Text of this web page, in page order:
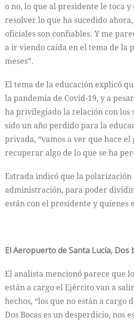
o no, lo que al presidente le toca
resolver lo que ha sucedido
oficiales son confiables. Y me
a ir viendo caída en el tema de la
meses”.
El tema de la educación explicó
la pandemia de Covid-19, y a
ha privilegiado la relación con los
sido un año perdido para la
privada, “vamos a ver que hace
recuperar algo de lo que se ha
Estrada indicó que la polarización
administración, para poder
están con el presidente y quienes
El Aeropuerto de Santa Lucía, Dos
El analista mencionó parece que
están a cargo el Ejército van a
hechos, “los que no están a cargo
Dos Bocas es un desperdicio, nos